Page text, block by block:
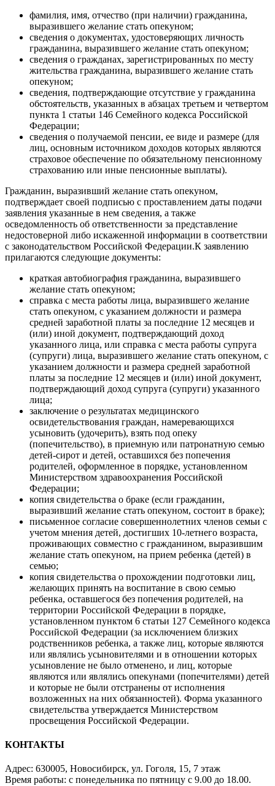
фамилия, имя, отчество (при наличии) гражданина,
выразившего желание стать опекуном;
сведения о документах, удостоверяющих личность
гражданина, выразившего желание стать опекуном;
сведения о гражданах, зарегистрированных по месту
жительства гражданина, выразившего желание стать
опекуном;
сведения, подтверждающие отсутствие у гражданина
обстоятельств, указанных в абзацах третьем и четвертом
пункта 1 статьи 146 Семейного кодекса Российской
Федерации;
сведения о получаемой пенсии, ее виде и размере (для
лиц, основным источником доходов которых являются
страховое обеспечение по обязательному пенсионному
страхованию или иные пенсионные выплаты).
Гражданин, выразивший желание стать опекуном,
подтверждает своей подписью с проставлением даты подачи
заявления указанные в нем сведения, а также
осведомленность об ответственности за представление
недостоверной либо искаженной информации в соответствии
с законодательством Российской Федерации.К заявлению
прилагаются следующие документы:
краткая автобиография гражданина, выразившего
желание стать опекуном;
справка с места работы лица, выразившего желание
стать опекуном, с указанием должности и размера
средней заработной платы за последние 12 месяцев и
(или) иной документ, подтверждающий доход
указанного лица, или справка с места работы супруга
(супруги) лица, выразившего желание стать опекуном, с
указанием должности и размера средней заработной
платы за последние 12 месяцев и (или) иной документ,
подтверждающий доход супруга (супруги) указанного
лица;
заключение о результатах медицинского
освидетельствования граждан, намеревающихся
усыновить (удочерить), взять под опеку
(попечительство), в приемную или патронатную семью
детей-сирот и детей, оставшихся без попечения
родителей, оформленное в порядке, установленном
Министерством здравоохранения Российской
Федерации;
копия свидетельства о браке (если гражданин,
выразивший желание стать опекуном, состоит в браке);
письменное согласие совершеннолетних членов семьи с
учетом мнения детей, достигших 10-летнего возраста,
проживающих совместно с гражданином, выразившим
желание стать опекуном, на прием ребенка (детей) в
семью;
копия свидетельства о прохождении подготовки лиц,
желающих принять на воспитание в свою семью
ребенка, оставшегося без попечения родителей, на
территории Российской Федерации в порядке,
установленном пунктом 6 статьи 127 Семейного кодекса
Российской Федерации (за исключением близких
родственников ребенка, а также лиц, которые являются
или являлись усыновителями и в отношении которых
усыновление не было отменено, и лиц, которые
являются или являлись опекунами (попечителями) детей
и которые не были отстранены от исполнения
возложенных на них обязанностей). Форма указанного
свидетельства утверждается Министерством
просвещения Российской Федерации.
КОНТАКТЫ
Адрес: 630005, Новосибирск, ул. Гоголя, 15, 7 этаж
Время работы: с понедельника по пятницу с 9.00 до 18.00.